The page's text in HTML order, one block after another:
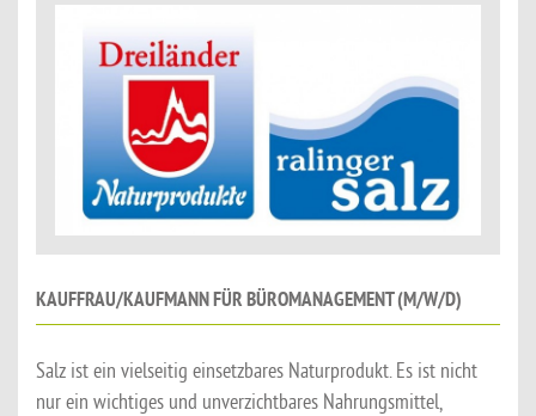
KAUFFRAU/KAUFMANN FÜR BÜROMANAGEMENT (M/W/D)
Salz ist ein vielseitig einsetzbares Naturprodukt. Es ist nicht
nur ein wichtiges und unverzichtbares Nahrungsmittel,